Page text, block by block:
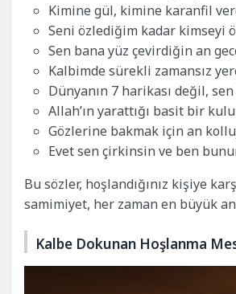
Kimine gül, kimine karanfil
Seni özlediğim kadar kimseyi
Sen bana yüz çevirdiğin an
Kalbimde sürekli zamansız
Dünyanın 7 harikası değil,
Allah’ın yarattığı basit bir
Gözlerine bakmak için an
Evet sen çirkinsin ve ben
Bu sözler, hoşlandığınız kişiye
samimiyet, her zaman en büyük
Kalbe Dokunan Hoşlanma